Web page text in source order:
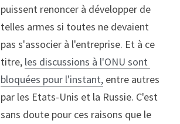
puissent renoncer à développer de
telles armes si toutes ne devaient
pas s'associer à l'entreprise. Et à ce
titre, les discussions à l'ONU sont
bloquées pour l'instant, entre autres
par les Etats-Unis et la Russie. C'est
sans doute pour ces raisons que le